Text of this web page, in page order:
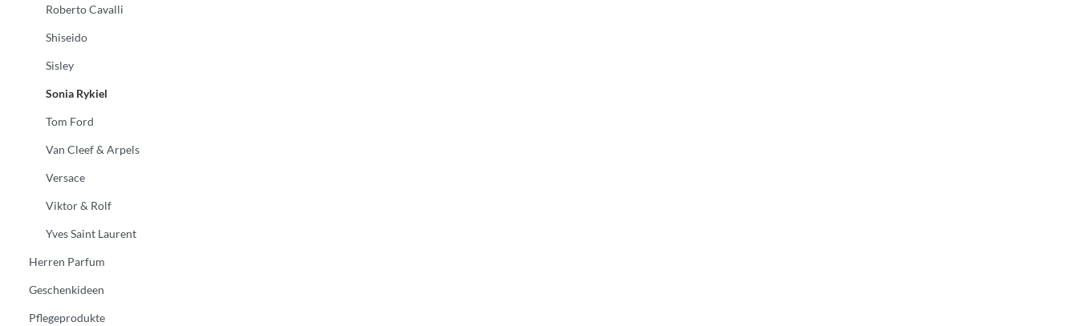
Roberto Cavalli
Shiseido
Sisley
Sonia Rykiel
Tom Ford
Van Cleef & Arpels
Versace
Viktor & Rolf
Yves Saint Laurent
Herren Parfum
Geschenkideen
Pflegeprodukte